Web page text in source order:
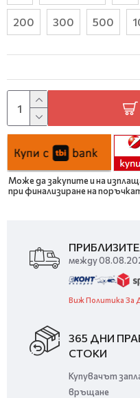
200 300 500
Може да закупите и на
при финализиране на
между
Виж Политика За
365 ДНИ
СТОКИ
Купувачът
връщане